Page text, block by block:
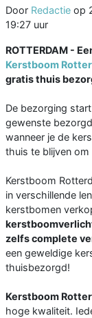
Door Redactie op
19:27 uur
ROTTERDAM -
Kerstboom
gratis thuis
De bezorging
gewenste
wanneer je de
thuis te blijven
Kerstboom
in verschillende
kerstbomen
zelfs complete
een geweldige
thuisbezorgd!
Kerstboom
hoge kwaliteit.